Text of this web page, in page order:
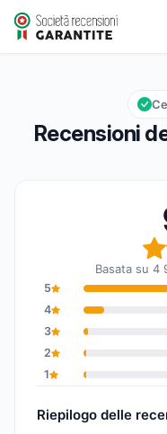
John Steel
Valutazione globale: 9,6
9,6/10
Recensioni
Basata su 4
5
4
3
2
1
Riepilogo delle